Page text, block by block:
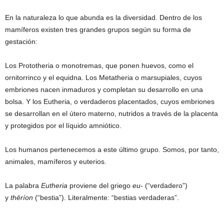
En la naturaleza lo que abunda es la diversidad. Dentro de los
mamíferos existen tres grandes grupos según su forma de
gestación:
Los Prototheria o monotremas, que ponen huevos, como el
ornitorrinco y el equidna. Los Metatheria o marsupiales, cuyos
embriones nacen inmaduros y completan su desarrollo en una
bolsa. Y los Eutheria, o verdaderos placentados, cuyos embriones
se desarrollan en el útero materno, nutridos a través de la placenta
y protegidos por el líquido amniótico.
Los humanos pertenecemos a este último grupo. Somos, por tanto,
animales, mamíferos y euterios.
La palabra Eutheria proviene del griego eu- (“verdadero”)
y thēríon (“bestia”). Literalmente: “bestias verdaderas”.